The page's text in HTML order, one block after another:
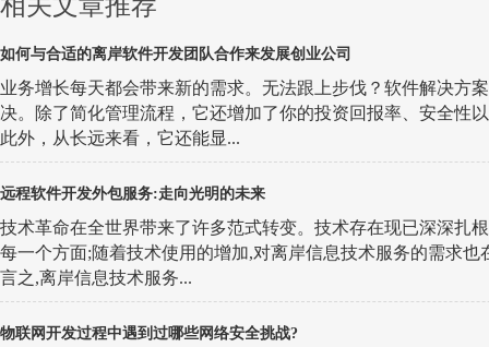
如何与合适的离岸软件开发团队合作来发展创业公司
业务增长每天都会带来新的需求。无法跟上步伐？软件解决方
决。除了简化管理流程，它还增加了你的投资回报率、安全性
此外，从长远来看，它还能显...
远程软件开发外包服务:走向光明的未来
技术革命在全世界带来了许多范式转变。技术存在现已深深扎
每一个方面;随着技术使用的增加,对离岸信息技术服务的需求也
言之,离岸信息技术服务...
物联网开发过程中遇到过哪些网络安全挑战?